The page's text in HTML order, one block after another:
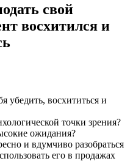
свой
восхитился и
убедить, восхититься и
точки зрения?
ожидания?
и вдумчиво разобраться
его в продажах